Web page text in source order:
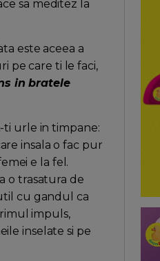
sa meditez la
este aceea a
pe care ti le faci,
in bratele
ti urle in timpane:
insala o fac pur
e la fel.
o trasatura de
cu gandul ca
impuls,
inselate si pe